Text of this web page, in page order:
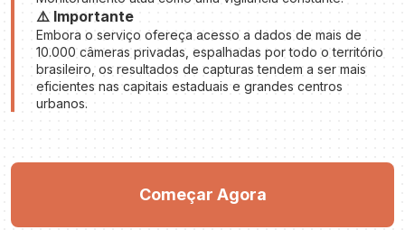
⚠️ Importante
Embora o serviço ofereça acesso a dados de mais de
10.000 câmeras privadas, espalhadas por todo o território
brasileiro, os resultados de capturas tendem a ser mais
eficientes nas capitais estaduais e grandes centros
urbanos.
Começar Agora